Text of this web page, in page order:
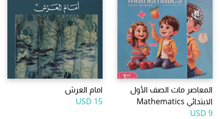
المعاصر ماث الصف الأول
الابتدائي Mathematics
9 USD
امام العرش
15 USD